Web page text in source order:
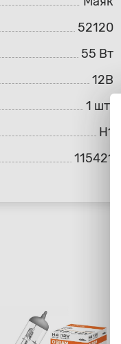
52120
55 Вт
12В
1 шт.
H1
115421